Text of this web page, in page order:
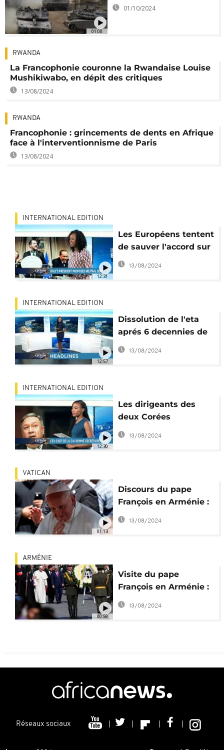
01:00
01/10/2024
RWANDA
La Francophonie couronne la Rwandaise Louise
Mushikiwabo, en dépit des critiques
13/08/2024
RWANDA
Francophonie : grincements de dents en Afrique
face à l'interventionnisme de Paris
13/08/2024
12:31
INTERNATIONAL EDITION
Les Européens tentent
de sauver l'accord sur
nucléaire iranien
[International Edition]
13/08/2024
12:57
INTERNATIONAL EDITION
Dissolution de l'eta
aprés 6 decennies de
combat [International
Edition]
13/08/2024
12:30
INTERNATIONAL EDITION
Les dirigeants des
deux Corées
s'engagent à la
dénucléarisation
13/08/2024
01:13
VATICAN
Discours du pape
François en Arménie :
tension entre Ankara
et le Vatican
13/08/2024
00:59
ARMÉNIE
Visite du pape
François en Arménie :
le discours qui fâche
la Turquie
13/08/2024
Réseaux sociaux